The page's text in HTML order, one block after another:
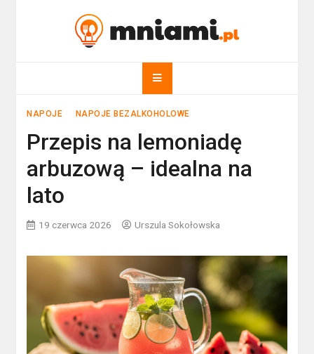
mniami.pl
NAPOJE NAPOJE BEZALKOHOLOWE
Przepis na lemoniadę
arbuzową – idealna na
lato
19 czerwca 2026 Urszula Sokołowska